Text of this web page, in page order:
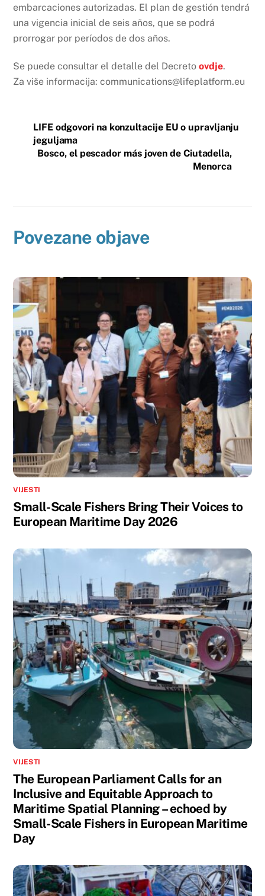
embarcaciones autorizadas. El plan de gestión tendrá
una vigencia inicial de seis años, que se podrá
prorrogar por períodos de dos años.
Se puede consultar el detalle del Decretoovdje.
Za više informacija: communications@lifeplatform.eu
LIFE odgovori na konzultacije EU o upravljanju
jeguljama
Bosco, el pescador más joven de Ciutadella,
Menorca
Povezane objave
VIJESTI
Small-Scale Fishers Bring Their Voices to
European Maritime Day 2026
VIJESTI
The European Parliament Calls for an
Inclusive and Equitable Approach to
Maritime Spatial Planning – echoed by
Small-Scale Fishers in European Maritime
Day